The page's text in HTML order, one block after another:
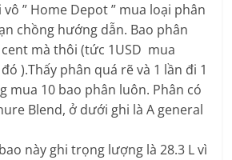
” Home Depot ” mua loại phân
chồng hướng dẫn. Bao phân
mà thôi (tức 1USD mua
).Thấy phân quá rẽ và 1 lần đi 1
mua 10 bao phân luôn. Phân có
Blend, ở dưới ghi là A general
này ghi trọng lượng là 28.3 L vì